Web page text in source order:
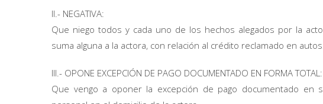
II.- NEGATIVA:
Que niego todos y cada uno de los hechos alegados por la
suma alguna a la actora, con relación al crédito reclamado en
III.- OPONE EXCEPCIÓN DE PAGO DOCUMENTADO EN FORMA TOTAL:
Que vengo a oponer la excepción de pago documentado